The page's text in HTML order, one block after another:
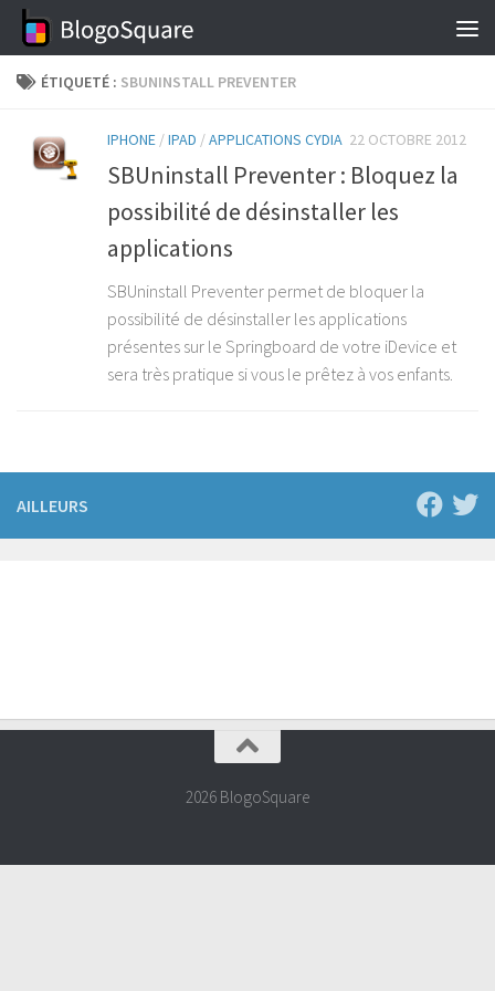
Skip to content
ÉTIQUETÉ : SBUNINSTALL PREVENTER
IPHONE /IPAD /APPLICATIONS CYDIA 22 OCTOBRE 2012
SBUninstall Preventer : Bloquez la
possibilité de désinstaller les
applications
SBUninstall Preventer permet de bloquer la
possibilité de désinstaller les applications
présentes sur le Springboard de votre iDevice et
sera très pratique si vous le prêtez à vos enfants.
AILLEURS
2026 BlogoSquare